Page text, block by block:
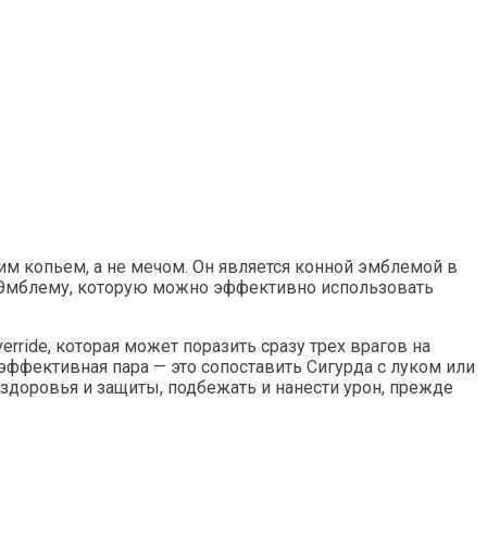
а не мечом. Он является конной эмблемой в
которую можно эффективно использовать
которая может поразить сразу трех врагов на
пара — это сопоставить Сигурда с луком или
и защиты, подбежать и нанести урон, прежде